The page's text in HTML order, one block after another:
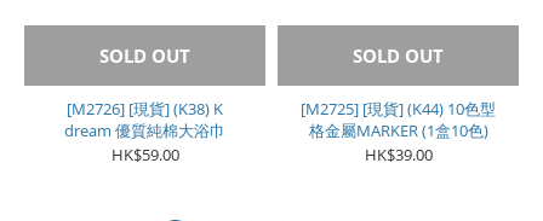
SOLD OUT
[M2726] [現貨] (K38) K
dream 優質純棉大浴巾
HK$59.00
SOLD OUT
[M2725] [現貨] (K44) 10色型
格金屬MARKER (1盒10色)
HK$39.00